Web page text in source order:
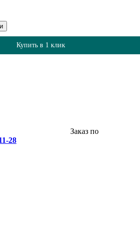
Купить в 1 клик
Заказ по
28